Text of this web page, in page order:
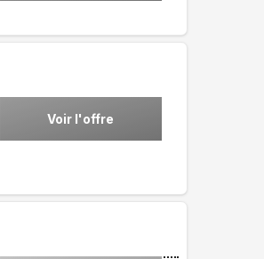
Voir l'offre